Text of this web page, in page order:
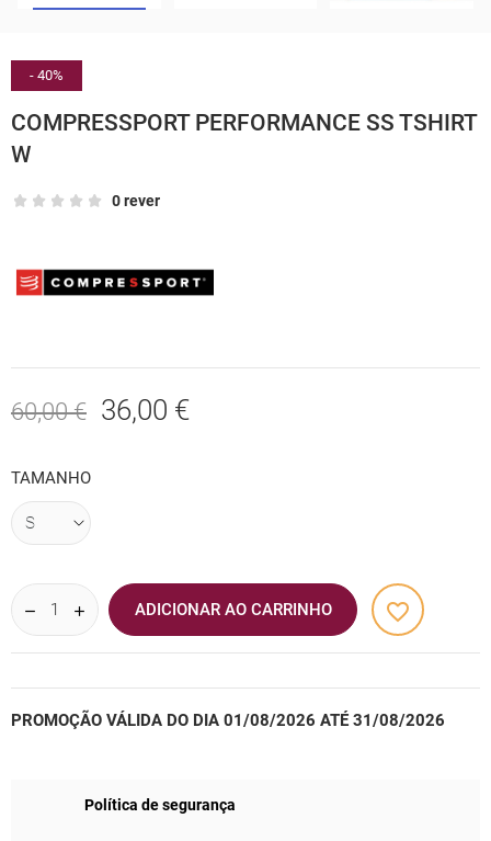
- 40%
COMPRESSPORT PERFORMANCE SS TSHIRT
W
0 rever
60,00 € 36,00 €
TAMANHO
ADICIONAR AO CARRINHO favorite_border
PROMOÇÃO VÁLIDA DO DIA 01/08/2026 ATÉ 31/08/2026
Política de segurança